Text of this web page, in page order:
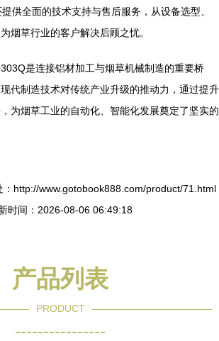
供全面的技术支持与售后服务，从设备选型、
烟草行业的客户解决后顾之忧。
是连接铝材加工与烟草机械制造的重要桥
代制造技术对传统产业升级的推动力，通过提升
为烟草工业的自动化、智能化发展奠定了坚实的
：http://www.gotobook888.com/product/71.html
时间：2026-08-06 06:49:18
产品列表
PRODUCT
----------------